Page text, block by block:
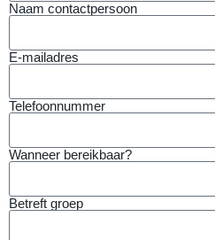
Naam contactpersoon
E-mailadres
Telefoonnummer
Wanneer bereikbaar?
Betreft groep